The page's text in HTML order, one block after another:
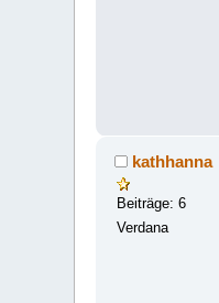
kathhanna
Beiträge: 6
Verdana